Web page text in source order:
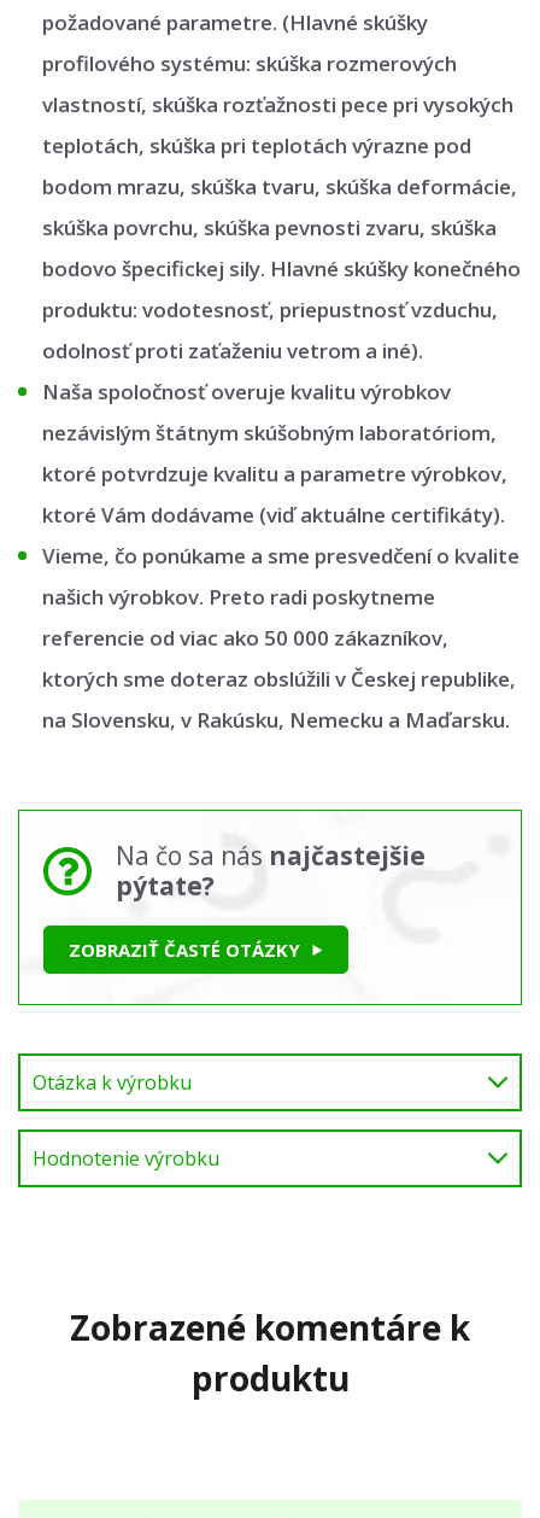
požadované parametre. (Hlavné skúšky
profilového systému: skúška rozmerových
vlastností, skúška rozťažnosti pece pri vysokých
teplotách, skúška pri teplotách výrazne pod
bodom mrazu, skúška tvaru, skúška deformácie,
skúška povrchu, skúška pevnosti zvaru, skúška
bodovo špecifickej sily. Hlavné skúšky konečného
produktu: vodotesnosť, priepustnosť vzduchu,
odolnosť proti zaťaženiu vetrom a iné).
Naša spoločnosť overuje kvalitu výrobkov
nezávislým štátnym skúšobným laboratóriom,
ktoré potvrdzuje kvalitu a parametre výrobkov,
ktoré Vám dodávame (viď aktuálne certifikáty).
Vieme, čo ponúkame a sme presvedčení o kvalite
našich výrobkov. Preto radi poskytneme
referencie od viac ako 50 000 zákazníkov,
ktorých sme doteraz obslúžili v Českej republike,
na Slovensku, v Rakúsku, Nemecku a Maďarsku.
Na čo sa nás najčastejšie
pýtate?
ZOBRAZIŤ ČASTÉ OTÁZKY
Otázka k výrobku
Hodnotenie výrobku
Zobrazené komentáre k
produktu